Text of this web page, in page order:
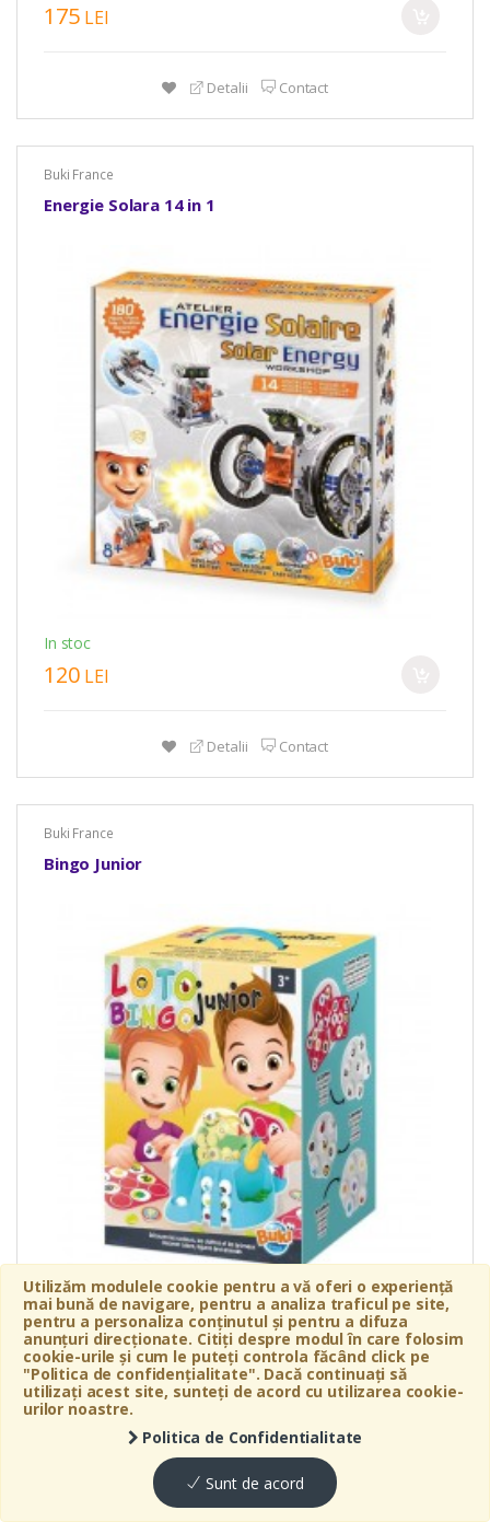
Utilizăm modulele cookie pentru a vă oferi o experiență
mai bună de navigare, pentru a analiza traficul pe site,
pentru a personaliza conținutul și pentru a difuza
anunțuri direcționate. Citiți despre modul în care folosim
cookie-urile și cum le puteți controla făcând click pe
"Politica de confidențialitate". Dacă continuați să
utilizați acest site, sunteți de acord cu utilizarea cookie-
urilor noastre.
Politica de Confidentialitate
Sunt de acord
175 LEI
Detalii Contact
Buki France
Energie Solara 14 in 1
In stoc
120 LEI
Detalii Contact
Buki France
Bingo Junior
In stoc
115LEI
Detalii